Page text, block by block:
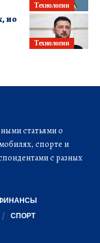
Технологии
Технологии
но
статьями о
спорте и
с разных
СПОРТ